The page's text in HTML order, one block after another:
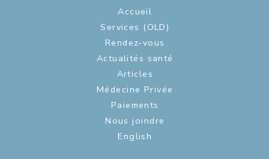
Accueil
Services (OLD)
Rendez-vous
Actualités santé
Articles
Médecine Privée
Paiements
Nous joindre
English